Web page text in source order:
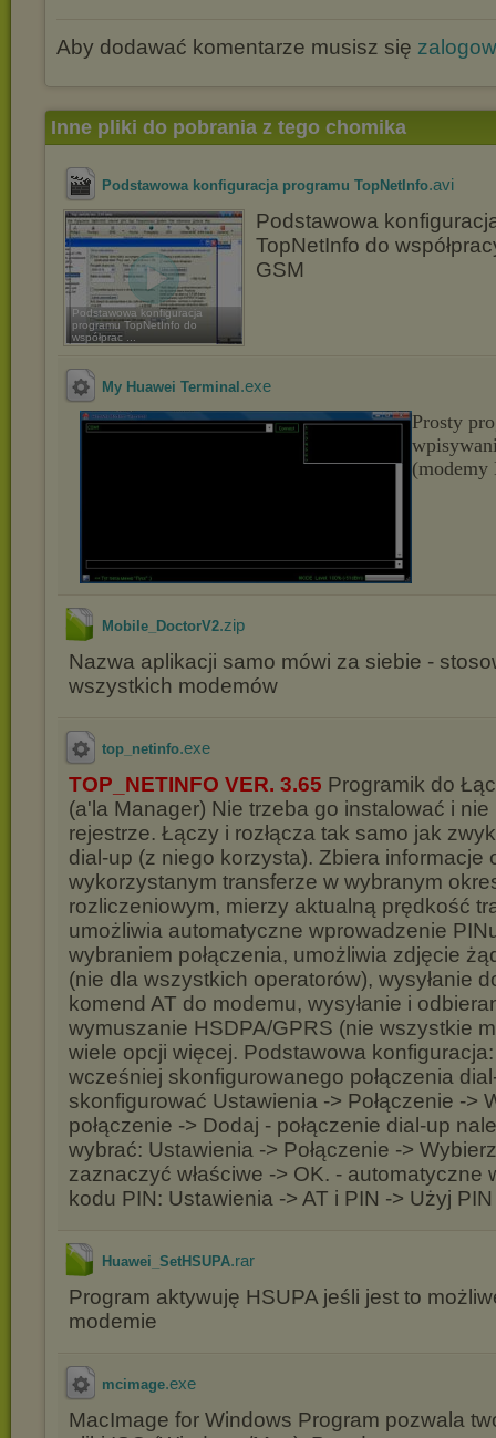
Aby dodawać komentarze musisz się
Inne pliki do pobrania z tego chomika
Podstawowa konfiguracja programu TopNetInfo.avi
Podstawowa konfiguracja
programu TopNetInfo do
współprac ...
Podstawowa
TopNetInfo do
GSM
My Huawei Terminal .exe
Prosty
Mobile_DoctorV2.zip
Nazwa aplikacji samo mówi za siebie -
wszystkich modemów
top_netinfo.exe
TOP_NETINFO VER. 3.65 Programik do
(a'la Manager) Nie trzeba go instalować i
rejestrze. Łączy i rozłącza tak samo jak
dial-up (z niego korzysta). Zbiera informacje
wykorzystanym transferze w wybranym
rozliczeniowym, mierzy aktualną prędkość
umożliwia automatyczne wprowadzenie
wybraniem połączenia, umożliwia zdjęcie
(nie dla wszystkich operatorów), wysyłanie
komend AT do modemu, wysyłanie i
wymuszanie HSDPA/GPRS (nie wszystkie
wiele opcji więcej. Podstawowa
wcześniej skonfigurowanego połączenia
skonfigurować Ustawienia -> Połączenie ->
połączenie -> Dodaj - połączenie dial-up
wybrać: Ustawienia -> Połączenie ->
zaznaczyć właściwe -> OK. - automatyczne
kodu PIN: Ustawienia -> AT i PIN -> Użyj PIN
Huawei_SetHSUPA.rar
Program aktywuję HSUPA jeśli jest to
modemie
mcimage.exe
MacImage for Windows Program pozwala